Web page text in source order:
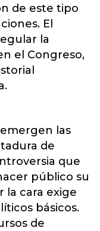
de este tipo
El
la
el Congreso,
las
de
que
público su
la cara exige
básicos.
de